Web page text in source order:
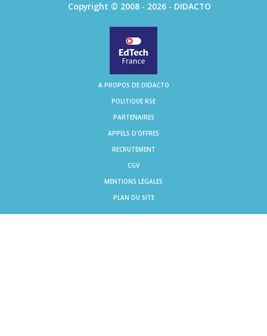
Copyright © 2008 - 2026 - DIDACTO
A PROPOS DE DIDACTO
POLITIQUE RSE
PARTENAIRES
APPELS D'OFFRES
RECRUTEMENT
CGV
MENTIONS LÉGALES
PLAN DU SITE